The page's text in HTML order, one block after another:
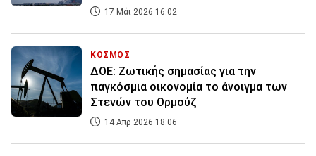
17 Μάι 2026 16:02
ΚΟΣΜΟΣ
ΔΟΕ: Ζωτικής σημασίας για την
παγκόσμια οικονομία το άνοιγμα των
Στενών του Ορμούζ
14 Απρ 2026 18:06